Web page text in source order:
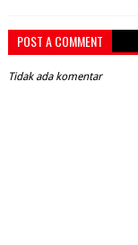
POST A COMMENT
Tidak ada komentar